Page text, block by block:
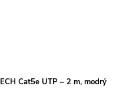
Cat5e UTP – 2 m, modrý